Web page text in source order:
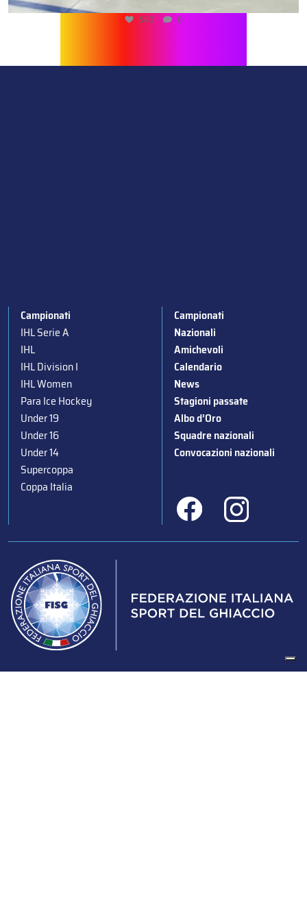
540 0
Campionati
IHL Serie A
IHL
IHL Division I
IHL Women
Para Ice Hockey
Under 19
Under 16
Under 14
Supercoppa
Coppa Italia
Campionati
Nazionali
Amichevoli
Calendario
News
Stagioni passate
Albo d’Oro
Squadre nazionali
Convocazioni nazionali